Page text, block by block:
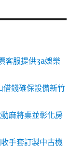
客服提供3a娛樂
錢確保設備新竹
麻將桌並彰化房
手套訂製中古機